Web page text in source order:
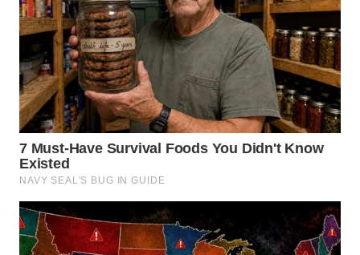
WN
PAKPAK
WN
KARAWANG
WN
BEKASI
BOGOR